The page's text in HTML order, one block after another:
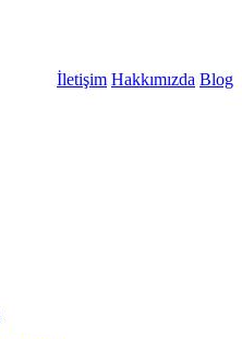
İletişim Hakkımızda Blog